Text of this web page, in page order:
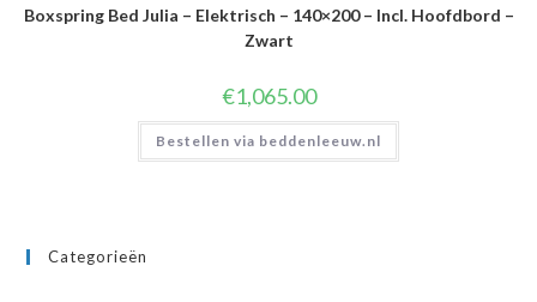
Boxspring Bed Julia – Elektrisch – 140×200 – Incl. Hoofdbord –
Zwart
€1,065.00
Bestellen via beddenleeuw.nl
Categorieën